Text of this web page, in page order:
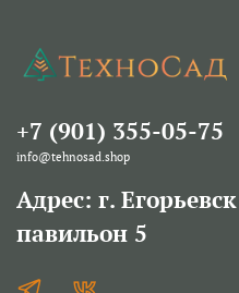
+7 (901) 355-05-75
info@tehnosad.shop
Адрес: г.
павильон 5